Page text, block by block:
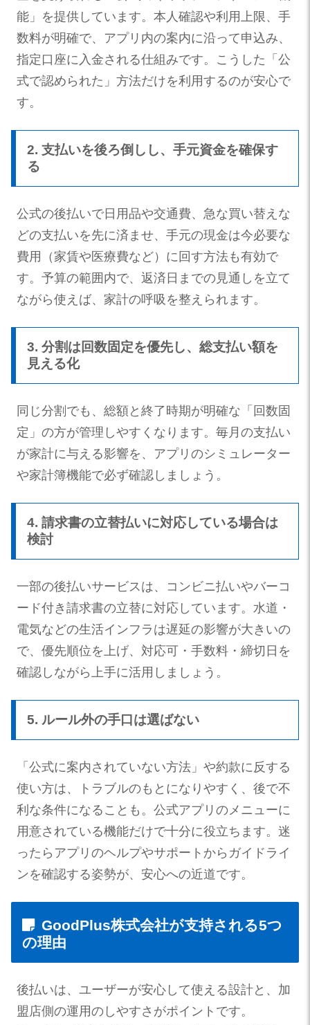
能」を提供しています。本人確認や利用上限、手
数料が明確で、アプリ内の案内に沿って申込み、
指定口座に入金される仕組みです。こうした「公
式で認められた」方法だけを利用するのが安心で
す。
2. 支払いを後ろ倒しし、手元資金を確保す
る
公式の後払いで日用品や交通費、急な買い替えな
どの支払いを先に済ませ、手元の現金は今必要な
費用（家賃や医療費など）に回す方法も有効で
す。予算の範囲内で、返済日までの見通しを立て
ながら使えば、家計の呼吸を整えられます。
3. 分割は回数固定を優先し、総支払い額を
見える化
同じ分割でも、総額と終了時期が明確な「回数固
定」の方が管理しやすくなります。毎月の支払い
が家計に与える影響を、アプリのシミュレーター
や家計簿機能で必ず確認しましょう。
4. 請求書の立替払いに対応している場合は
検討
一部の後払いサービスは、コンビニ払いやバーコ
ード付き請求書の立替に対応しています。水道・
電気などの生活インフラは遅延の影響が大きいの
で、優先順位を上げ、対応可・手数料・締切日を
確認しながら上手に活用しましょう。
5. ルール外の手口は選ばない
「公式に案内されていない方法」や約款に反する
使い方は、トラブルのもとになりやすく、後で不
利な条件になることも。公式アプリのメニューに
用意されている機能だけで十分に役立ちます。迷
ったらアプリのヘルプやサポートからガイドライ
ンを確認する姿勢が、安心への近道です。
GoodPlus株式会社が支持される5つ
の理由
後払いは、ユーザーが安心して使える設計と、加
盟店側の運用のしやすさがポイントです。